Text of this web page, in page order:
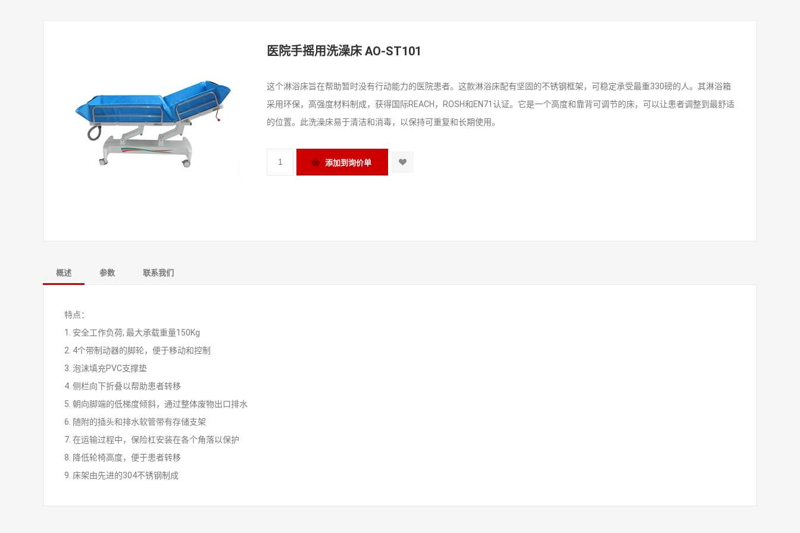
医院手摇用洗澡床 AO-ST101
这个淋浴床旨在帮助暂时没有行动能力的医院患者。这款淋浴床配有坚固的不锈钢框架，可稳定承受最重330磅的人。其淋浴箱
采用环保，高强度材料制成，获得国际REACH，ROSH和EN71认证。它是一个高度和靠背可调节的床，可以让患者调整到最舒适
的位置。此洗澡床易于清洁和消毒，以保持可重复和长期使用。
概述 参数 联系我们
特点：
1. 安全工作负荷, 最大承载重量150Kg
2. 4个带制动器的脚轮，便于移动和控制
3. 泡沫填充PVC支撑垫
4. 侧栏向下折叠以帮助患者转移
5. 朝向脚端的低梯度倾斜，通过整体废物出口排水
6. 随附的插头和排水软管带有存储支架
7. 在运输过程中，保险杠安装在各个角落以保护
8. 降低轮椅高度，便于患者转移
9. 床架由先进的304不锈钢制成